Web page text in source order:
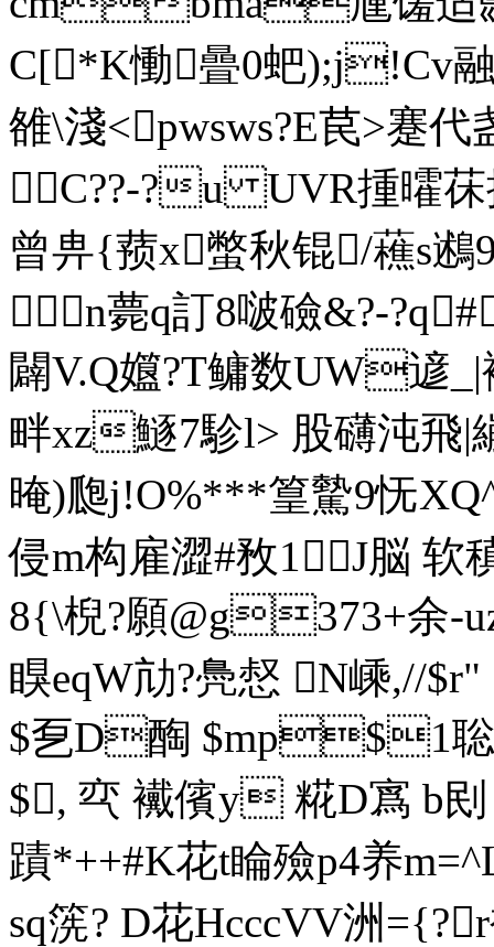
C[*K慟曡0蚆);j!Cv融
雒\淺<pwsws?E苠>蹇代
C??-?u UVR揰曤茠
曾畁{蓣x蟞秋锟/藮s鶐9
n薨q訂8啵礆&?-
闢V.Q孂?T鳙数UW遃_|
畔xz鱁7駗l> 股礴沌飛|
晻)瓟j!O%***篁驇9怃
侵m构雇澀#敄1J脳
8{ \棿?願@g373+余-
瞁eqW劥?鳧惄 N嵊,//$r"
$乭D醄 $mp$1
$, 亪 襶儐y 糀D寪 b
蹟*++#K花t睔殮p4养
sq箲? D花HcccVV洲